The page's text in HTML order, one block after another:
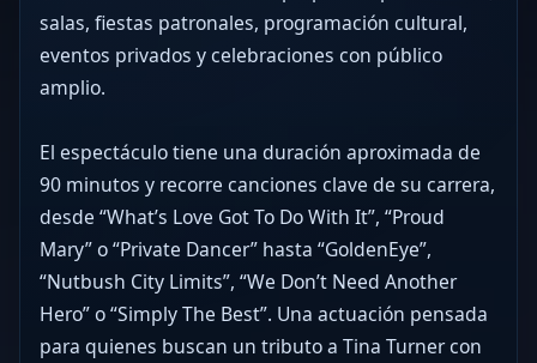
salas, fiestas patronales, programación cultural,
eventos privados y celebraciones con público
amplio.
El espectáculo tiene una duración aproximada de
90 minutos y recorre canciones clave de su carrera,
desde “What’s Love Got To Do With It”, “Proud
Mary” o “Private Dancer” hasta “GoldenEye”,
“Nutbush City Limits”, “We Don’t Need Another
Hero” o “Simply The Best”. Una actuación pensada
para quienes buscan un tributo a Tina Turner con